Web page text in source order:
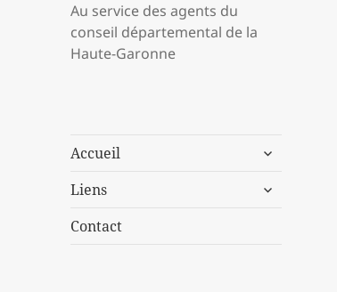
Au service des agents du
conseil départemental de la
Haute-Garonne
Accueil
ouvrir
sous-
Liens
ouvrir
Contact